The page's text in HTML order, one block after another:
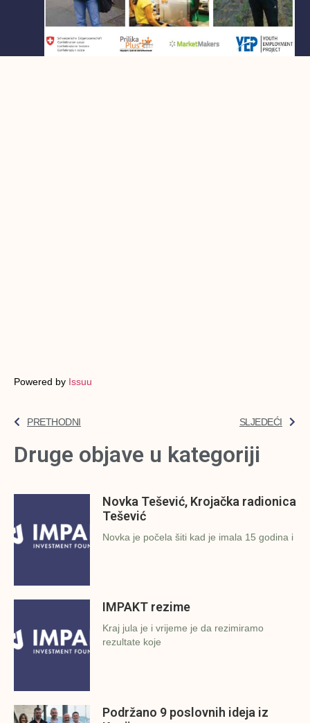
Powered by Issuu
PRETHODNI SLJEDEĆI
Druge objave u kategoriji
Novka Tešević, Krojačka radionica
Tešević
Novka je počela šiti kad je imala 15 godina i
IMPAKT rezime
Kraj jula je i vrijeme je da rezimiramo
rezultate koje
Podržano 9 poslovnih ideja iz